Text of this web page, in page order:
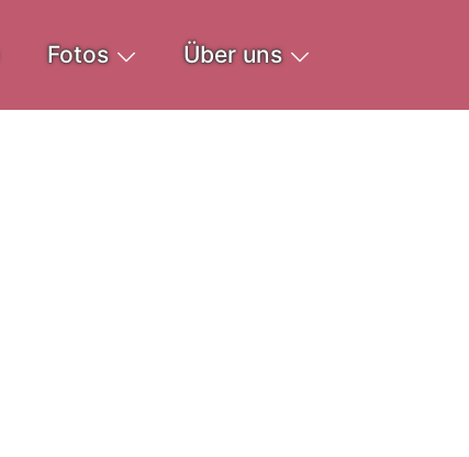
Fotos Über uns